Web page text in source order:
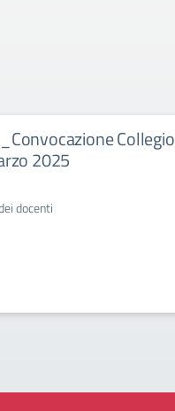
Collegio
2025
docenti